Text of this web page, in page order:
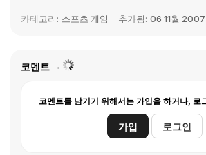
카테고리: 스포츠 게임 추가됨: 06 11월 2007
코멘트
코멘트를 남기기 위해서는 가입을 하거나, 로
가입 로그인